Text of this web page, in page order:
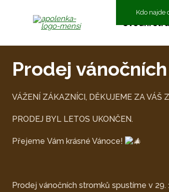
Kdo najde
Úvodní
Prodej
VÁŽENÍ ZÁKAZNÍCI, DĚKUJEME ZA VÁŠ
PRODEJ BYL LETOS UKONČEN.
Přejeme Vám krásné Vánoce!
Prodej vánočních stromků spustíme v